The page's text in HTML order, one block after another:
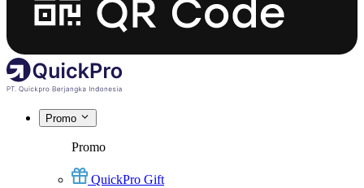
Promo
Promo
QuickPro Gift